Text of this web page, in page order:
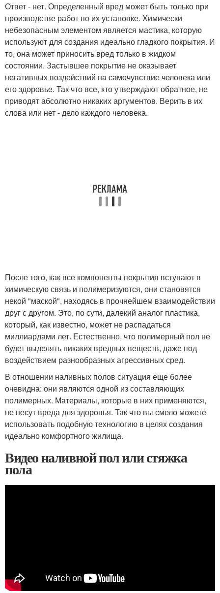
Ответ - нет. Определенный вред может быть только при
производстве работ по их установке. Химически
небезопасным элементом является мастика, которую
используют для создания идеально гладкого покрытия. И
то, она может приносить вред только в жидком
состоянии. Застывшее покрытие не оказывает
негативных воздействий на самочувствие человека или
его здоровье. Так что все, кто утверждают обратное, не
приводят абсолютно никаких аргументов. Верить в их
слова или нет - дело каждого человека.
После того, как все компоненты покрытия вступают в
химическую связь и полимеризуются, они становятся
некой "маской", находясь в прочнейшем взаимодействии
друг с другом. Это, по сути, далекий аналог пластика,
который, как известно, может не распадаться
миллиардами лет. Естественно, что полимерный пол не
будет выделять никаких вредных веществ, даже под
воздействием разнообразных агрессивных сред.
В отношении наливных полов ситуация еще более
очевидна: они являются одной из составляющих
полимерных. Материалы, которые в них применяются,
не несут вреда для здоровья. Так что вы смело можете
использовать подобную технологию в целях создания
идеально комфортного жилища.
Видео наливной пол или стяжка
пола